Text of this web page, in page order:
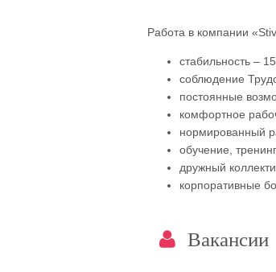
Работа в компании
стабильность –
соблюдение
постоянные
комфортное
нормированный
обучение,
дружный
корпоративные
Вакансии